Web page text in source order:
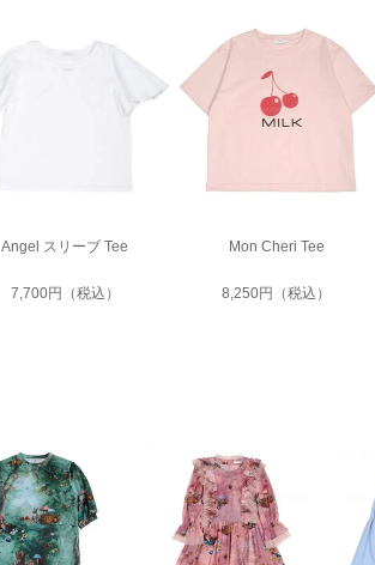
Angel スリーブ Tee
7,700円（税込）
Mon Cheri Tee
8,250円（税込）